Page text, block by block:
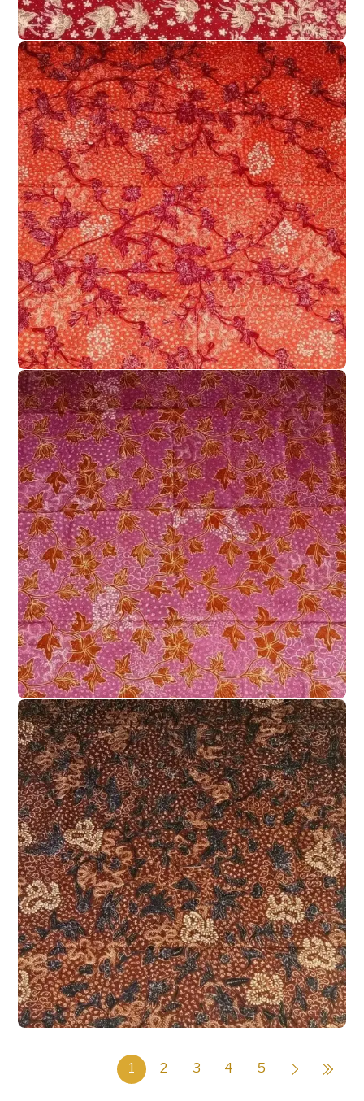
023
BATIK TULIS LASEM,KAIN BATIK TULIS LASEM DUA WARNA
Kain Batik Tulis Lasem Dua Warna 2W-
022
BATIK TULIS LASEM,KAIN BATIK TULIS LASEM DUA WARNA
Kain Batik Tulis Lasem Dua Warna 2W-
020
BATIK TULIS LASEM,KAIN BATIK TULIS LASEM DUA WARNA
Kain Batik Tulis Lasem Dua Warna 2W-
019
1 2 3 4 5